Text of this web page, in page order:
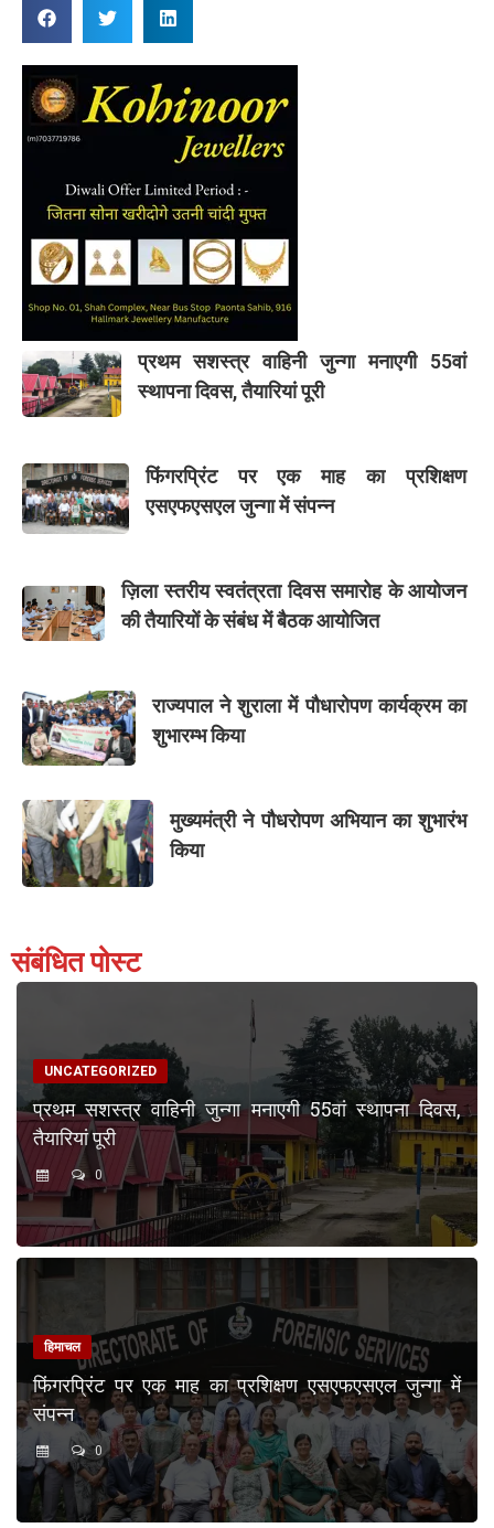
प्रथम सशस्त्र वाहिनी जुन्गा मनाएगी 55वां
स्थापना दिवस, तैयारियां पूरी
फिंगरप्रिंट पर एक माह का प्रशिक्षण
एसएफएसएल जुन्गा में संपन्न
ज़िला स्तरीय स्वतंत्रता दिवस समारोह के आयोजन
की तैयारियों के संबंध में बैठक आयोजित
राज्यपाल ने शुराला में पौधारोपण कार्यक्रम का
शुभारम्भ किया
मुख्यमंत्री ने पौधरोपण अभियान का शुभारंभ
किया
संबंधित पोस्ट
UNCATEGORIZED
प्रथम सशस्त्र वाहिनी जुन्गा मनाएगी 55वां स्थापना दिवस,
तैयारियां पूरी
0
हिमाचल
फिंगरप्रिंट पर एक माह का प्रशिक्षण एसएफएसएल जुन्गा में
संपन्न
0